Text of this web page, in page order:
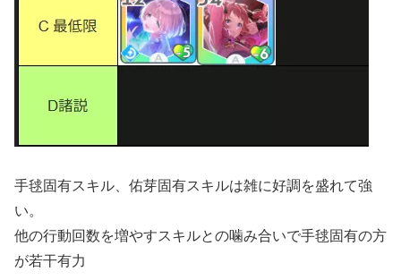
手毬固有スキル、佑芽固有スキルは雑に好調を盛れて強
い。
他の行動回数を増やすスキルとの噛み合いで手毬固有の方
が若干有力